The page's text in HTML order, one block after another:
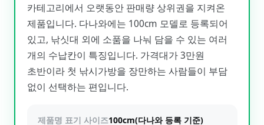
카테고리에서 오랫동안 판매량 상위권을 지켜온
제품입니다. 다나와에는 100cm 모델로 등록되어
있고, 낚싯대 외에 소품을 나눠 담을 수 있는 여러
개의 수납칸이 특징입니다. 가격대가 3만원
초반이라 첫 낚시가방을 장만하는 사람들이 부담
없이 선택하는 편입니다.
제품명 표기 사이즈100cm(다나와 등록 기준)